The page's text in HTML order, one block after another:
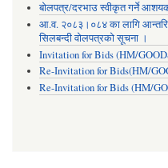
बोलपत्र/दरभाउ स्वीकृत गर्ने
आ.व. २०८३।०८४ का लागि
सिलबन्दी वोलपत्रको सूचना ।
Invitation for Bids (HM/
Re-Invitation for Bids(HM/
Re-Invitation for Bids (HM/